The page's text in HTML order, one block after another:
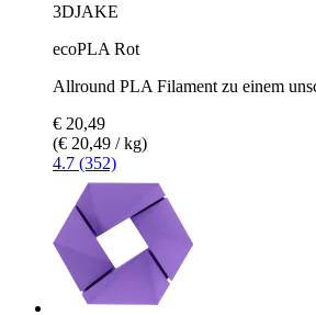
3DJAKE
ecoPLA Rot
Allround PLA Filament zu einem
€ 20,49
(€ 20,49 / kg)
4.7 (352)